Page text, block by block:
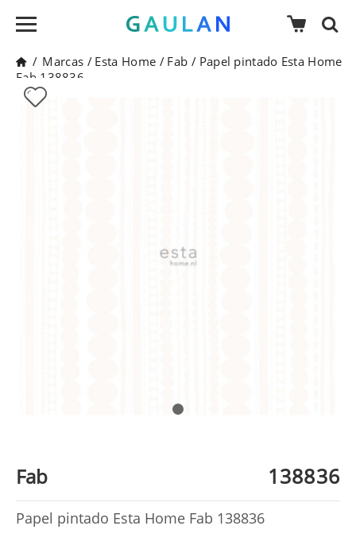
/ Marcas / Esta Home / Fab / Papel pintado Esta Home
Fab 138836
Fab 138836
Papel pintado Esta Home Fab 138836